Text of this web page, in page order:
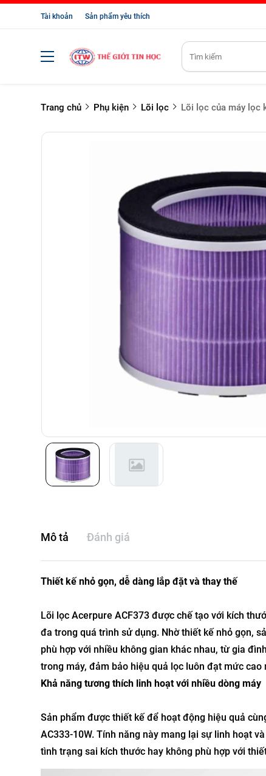
Tài khoản Sản phẩm yêu thích
Trang chủ Phụ kiện Lõi lọc Lõi lọc của máy lọc
Mô tả Đánh giá
Thiết kế nhỏ gọn, dễ dàng lắp đặt và thay thế
Lõi lọc Acerpure ACF373 được chế tạo với kích
đa trong quá trình sử dụng. Nhờ thiết kế nhỏ gọn,
phù hợp với nhiều không gian khác nhau, từ gia
trong máy, đảm bảo hiệu quả lọc luôn đạt mức cao
Khả năng tương thích linh hoạt với nhiều dòng máy
Sản phẩm được thiết kế để hoạt động hiệu quả
AC333-10W. Tính năng này mang lại sự linh hoạt
tình trạng sai kích thước hay không phù hợp với